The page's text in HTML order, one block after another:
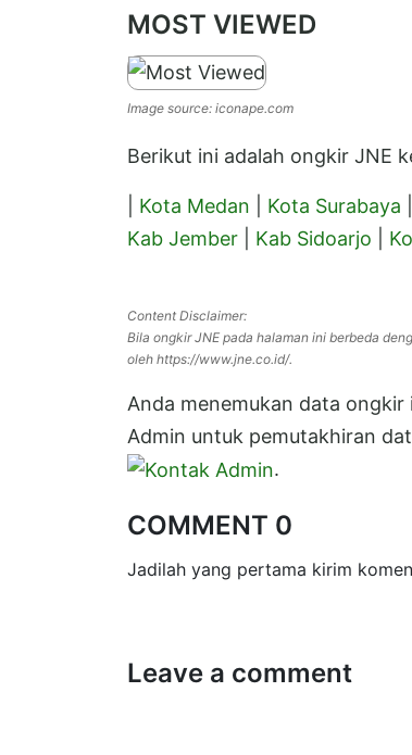
MOST VIEWED
Image source: iconape.com
Berikut ini adalah ongkir JNE
Kota Medan Kota Surabaya
Kab Jember
Kab Sidoarjo
Content Disclaimer:
Bila ongkir JNE pada halaman ini berbeda
oleh https://www.jne.co.id/.
Anda menemukan data
Admin untuk pemutakhiran
.
COMMENT 0
Jadilah yang pertama kirim
Leave a comment